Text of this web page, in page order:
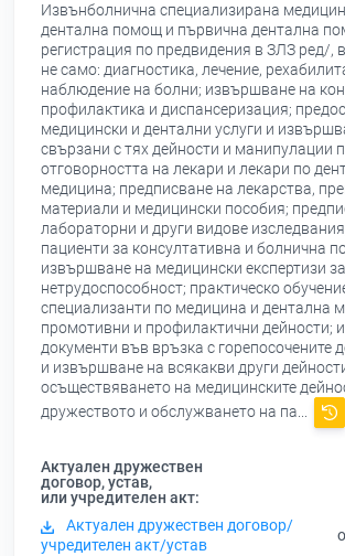
Извънболнична специализирана
дентална помощ и първична дентална
регистрация по предвидения в ЗЛЗ ред/,
не само: диагностика, лечение,
наблюдение на болни; извършване на
профилактика и диспансеризация;
медицински и дентални услуги и
свързани с тях дейности и манипулации
отговорността на лекари и лекари по
медицина; предписване на лекарства,
материали и медицински пособия;
лабораторни и други видове
пациенти за консултативна и болнична
извършване на медицински експертизи
нетрудоспособност; практическо
специализанти по медицина и дентална
промотивни и профилактични дейности;
документи във връзка с горепосочените
и извършване на всякакви други
осъществяването на медицинските
дружеството и обслужването на па...
Актуален дружествен
договор, устав,
или учредителен акт:
Актуален дружествен договор/
учредителен акт/устав